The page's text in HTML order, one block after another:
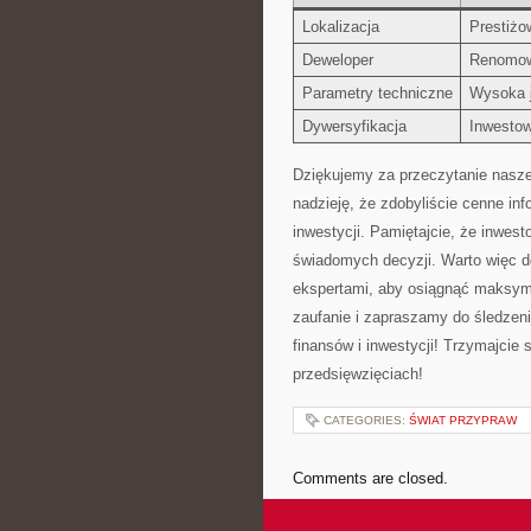
Lokalizacja
Deweloper
Parametry techniczne
Wysoka
Dywersyfikacja
Dziękujemy ‍za przeczytanie
nadzieję, że zdobyliście ⁤cenne
inwestycji. Pamiętajcie, że
świadomych ⁣decyzji. Warto więc
ekspertami, ‍aby osiągnąć
zaufanie i zapraszamy do
finansów i inwestycji! Trzymajcie
przedsięwzięciach!
CATEGORIES: ŚWIAT PRZYPRAW
Comments are closed.